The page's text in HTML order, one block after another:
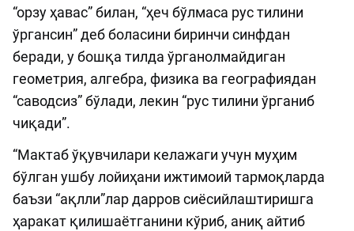
“орзу ҳавас” билан, “ҳеч бўлмаса рус тилини
ўргансин” деб боласини биринчи синфдан
беради, у бошқа тилда ўрганолмайдиган
геометрия, алгебра, физика ва географиядан
“саводсиз” бўлади, лекин “рус тилини ўрганиб
чиқади”.
“Мактаб ўқувчилари келажаги учун муҳим
бўлган ушбу лойиҳани ижтимоий тармоқларда
баъзи “ақлли”лар дарров сиёсийлаштиришга
ҳаракат қилишаётганини кўриб, аниқ айтиб